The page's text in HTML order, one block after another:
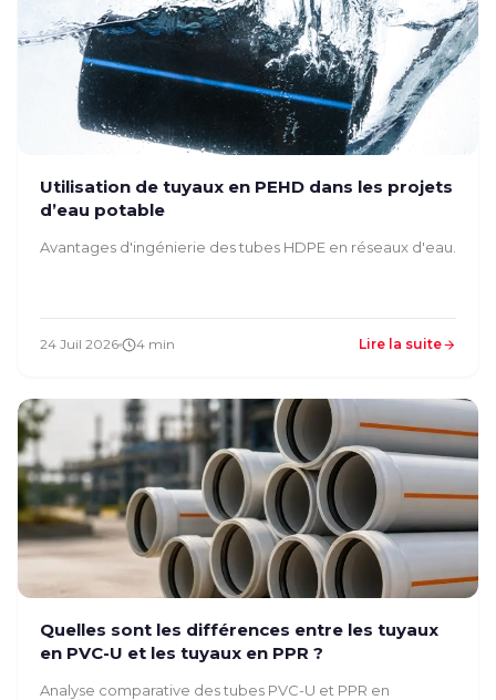
Utilisation de tuyaux en PEHD dans les projets
d’eau potable
Avantages d'ingénierie des tubes HDPE en réseaux d'eau.
24 Juil 2026 4 min Lire la suite
Quelles sont les différences entre les tuyaux
en PVC-U et les tuyaux en PPR ?
Analyse comparative des tubes PVC-U et PPR en